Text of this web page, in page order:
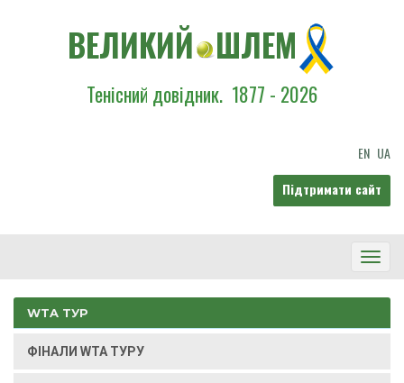
ВЕЛИКИЙ ШЛЕМ
Тенісний довідник. 1877 - 2026
EN UA
Підтримати сайт
WTA ТУР
ФІНАЛИ WTA ТУРУ